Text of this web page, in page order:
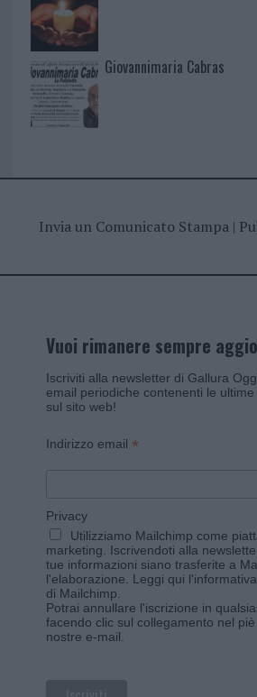
Giovannimaria Cabras
Invia un Comunicato Stampa|
Vuoi rimanere sempre
Iscriviti alla newsletter di Gallura
email periodiche contenenti le
sul sito web!
Indirizzo email *
Privacy
Utilizziamo Mailchimp come
marketing. Iscrivendoti alla
tue informazioni siano trasferite a
l'elaborazione. Leggi qui
di Mailchimp
Potrai annullare l'iscrizione in
facendo clic sul collegamento nel
nostre e-mail.